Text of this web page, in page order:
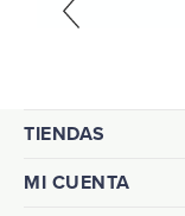
TIENDAS
MI CUENTA